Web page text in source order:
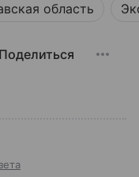
область
Поделиться